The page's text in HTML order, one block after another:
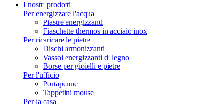
I nostri prodotti
Per energizzare l'acqua
Piastre energizzanti
Fiaschette thermos in acciaio inox
Per ricaricare le pietre
Dischi armonizzanti
Vassoi energizzanti di legno
Borse per gioielli e pietre
Per l'ufficio
Portapenne
Tappetini mouse
Per la casa